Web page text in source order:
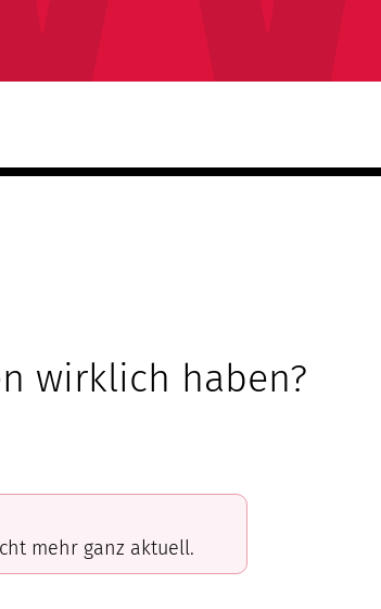
wirklich haben?
mehr ganz aktuell.